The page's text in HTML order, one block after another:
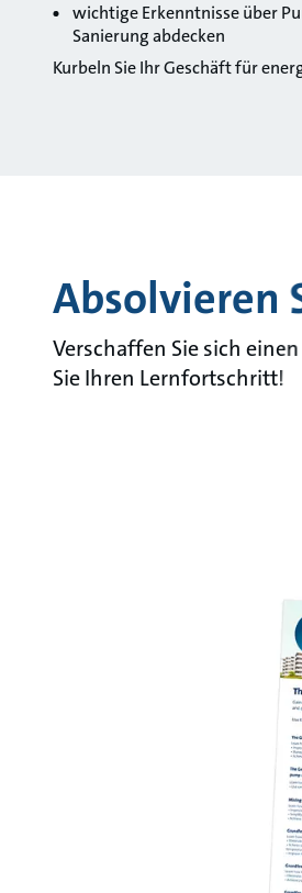
wichtige Erkenntnisse über
Sanierung abdecken
Kurbeln Sie Ihr Geschäft für
Absolvieren
Verschaffen Sie sich
Sie Ihren Lernfortschritt!